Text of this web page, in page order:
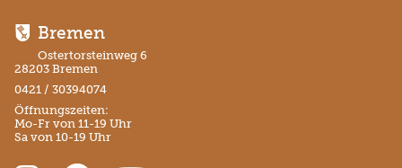
Bremen
Ostertorsteinweg 6
28203 Bremen
0421 / 30394074
Öffnungszeiten:
Mo-Fr von 11-19 Uhr
Sa von 10-19 Uhr